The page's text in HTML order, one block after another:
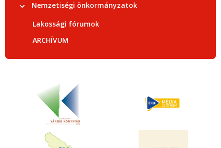
Nemzetiségi önkormányzatok
Lakossági fórumok
ARCHÍVUM